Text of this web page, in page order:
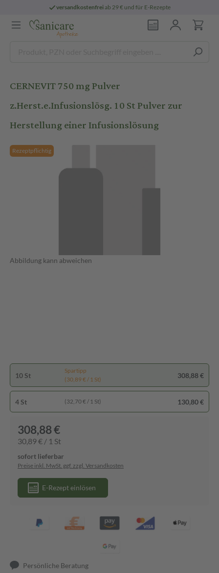
versandkostenfreiab 29 € und für E-Rezepte
CERNEVIT 750 mg Pulver
z.Herst.e.Infusionslösg. 10 St Pulver zur
Herstellung einer Infusionslösung
Rezeptpflichtig
Abbildung kann abweichen
10 St
Spartipp
(30,89 € / 1 St)
308,88 €
4 St (32,70 € / 1 St) 130,80 €
308,88 €
30,89 € / 1 St
sofort lieferbar
Preise inkl. MwSt. ggf. zzgl. Versandkosten
E-Rezept einlösen
Persönliche Beratung